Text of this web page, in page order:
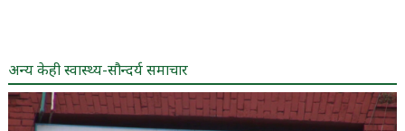
अन्य केही स्वास्थ्य-सौन्दर्य समाचार